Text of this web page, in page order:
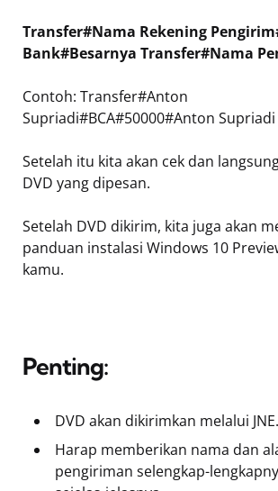
Transfer#Nama Rekening
Bank#Besarnya Transfer#Nama
Contoh: Transfer#Anton
Supriadi#BCA#50000#Anton Supriadi
Setelah itu kita akan cek dan
DVD yang dipesan.
Setelah DVD dikirim, kita juga akan
panduan instalasi Windows 10
kamu.
Penting:
DVD akan dikirimkan melalui JNE.
Harap memberikan nama dan
pengiriman selengkap-